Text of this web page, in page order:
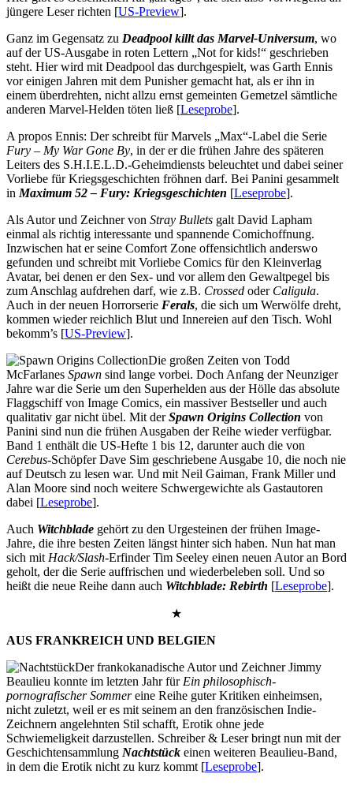
jüngere Leser richten [US-Preview].
Ganz im Gegensatz zu Deadpool killt das Marvel-Universum, wo
auf der US-Ausgabe in roten Lettern „Not for kids!“ geschrieben
steht. Hier wird mit Deadpool das durchgespielt, was Garth Ennis
vor einigen Jahren mit dem Punisher gemacht hat, als er ihn in
einem überdrehten, nicht allzu ernst gemeinten Gemetzel sämtliche
anderen Marvel-Helden töten ließ [Leseprobe].
A propos Ennis: Der schreibt für Marvels „Max“-Label die Serie
Fury – My War Gone By, in der er die frühen Jahre des späteren
Leiters des S.H.I.E.L.D.-Geheimdiensts beleuchtet und dabei seiner
Vorliebe für Kriegsgeschichten fröhnen darf. Bei Panini gesammelt
in Maximum 52 – Fury: Kriegsgeschichten [Leseprobe].
Als Autor und Zeichner von Stray Bullets galt David Lapham
einmal als richtig interessante und spannende Comichoffnung.
Inzwischen hat er seine Comfort Zone offensichtlich anderswo
gefunden und schreibt mit Vorliebe Comics für den Kleinverlag
Avatar, bei denen er den Sex- und vor allem den Gewaltpegel bis
zum Anschlag aufdrehen darf, wie z.B. Crossed oder Caligula.
Auch in der neuen Horrorserie Ferals, die sich um Werwölfe dreht,
kommen wieder reichlich Blut und Innereien auf den Tisch. Wohl
bekomm’s [US-Preview].
Die großen Zeiten von Todd
McFarlanes Spawn sind lange vorbei. Doch Anfang der Neunziger
Jahre war die Serie um den Superhelden aus der Hölle das absolute
Flaggschiff von Image Comics, ein massiver Bestseller und auch
qualitativ gar nicht übel. Mit derSpawn Origins Collection von
Panini sind nun die frühen Ausgaben der Reihe wieder verfügbar.
Band 1 enthält die US-Hefte 1 bis 12, darunter auch die von
Cerebus-Schöpfer Dave Sim geschriebene Ausgabe 10, die noch nie
auf Deutsch zu lesen war. Und mit Neil Gaiman, Frank Miller und
Alan Moore sind noch weitere Schwergewichte als Gastautoren
dabei [Leseprobe].
Auch Witchblade gehört zu den Urgesteinen der frühen Image-
Jahre, die ihre besten Zeiten längst hinter sich haben. Nun hat man
sich mit Hack/Slash-Erfinder Tim Seeley einen neuen Autor an Bord
geholt, der die Serie auffrischen und wiederbeleben soll. Und so
heißt die neue Reihe dann auch Witchblade: Rebirth [Leseprobe].
★
AUS FRANKREICH UND BELGIEN
Der frankokanadische Autor und Zeichner Jimmy
Beaulieu konnte im letzten Jahr für Ein philosophisch-
pornografischer Sommereine Reihe guter Kritiken einheimsen,
nicht zuletzt, weil er es mit seinem an den französischen Indie-
Zeichnern angelehnten Stil schafft, Erotik ohne jede
Schwiemeligkeit darzustellen. Schreiber & Leser bringt nun mit der
Geschichtensammlung Nachtstück einen weiteren Beaulieu-Band,
in dem die Erotik nicht zu kurz kommt [Leseprobe].